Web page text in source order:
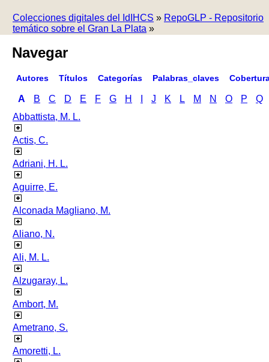
Colecciones digitales del IdIHCS » RepoGLP - Repositorio
temático sobre el Gran La Plata »
Navegar
Autores Títulos Categorías Palabras_claves
A B C D E F G H J K L M N O P
Q
Abbattista, M. L.
Actis, C.
Adriani, H. L.
Aguirre, E.
Alconada Magliano, M.
Aliano, N.
Ali, M. L.
Alzugaray, L.
Ambort, M.
Ametrano, S.
Amoretti, L.